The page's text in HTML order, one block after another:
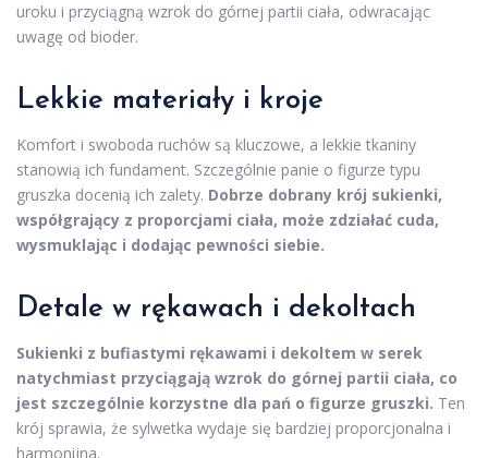
uroku i przyciągną wzrok do górnej partii ciała, odwracając
uwagę od bioder.
Lekkie materiały i kroje
Komfort i swoboda ruchów są kluczowe, a lekkie tkaniny
stanowią ich fundament. Szczególnie panie o figurze typu
gruszka docenią ich zalety. Dobrze dobrany krój sukienki,
współgrający z proporcjami ciała, może zdziałać cuda,
wysmuklając i dodając pewności siebie.
Detale w rękawach i dekoltach
Sukienki z bufiastymi rękawami i dekoltem w serek
natychmiast przyciągają wzrok do górnej partii ciała, co
jest szczególnie korzystne dla pań o figurze gruszki. Ten
krój sprawia, że sylwetka wydaje się bardziej proporcjonalna i
harmonijna.